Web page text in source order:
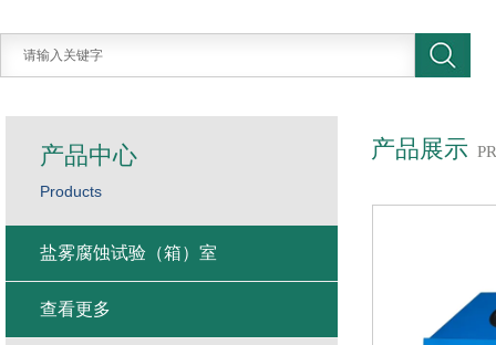
产品展示
产品中心
Products
盐雾腐蚀试验（箱）室
查看更多